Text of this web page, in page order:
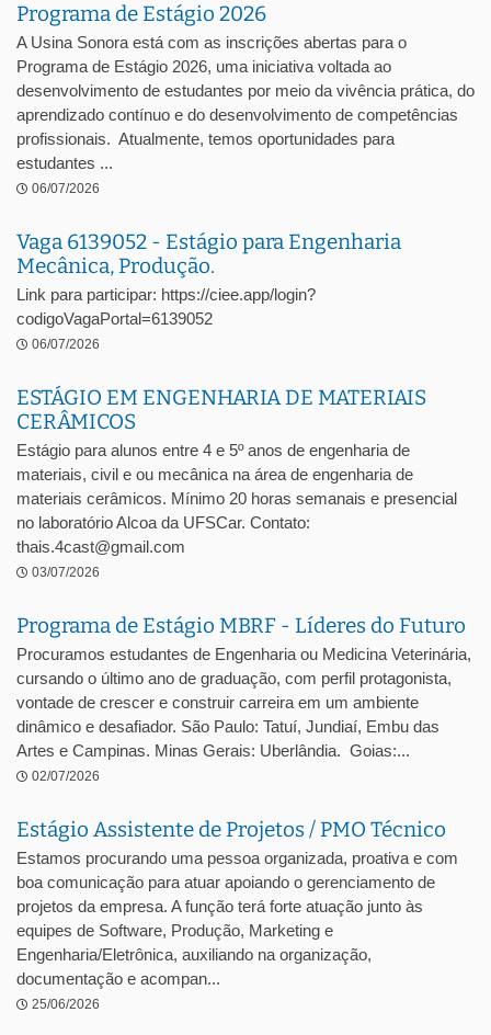
Programa de Estágio 2026
A Usina Sonora está com as inscrições abertas para o
Programa de Estágio 2026, uma iniciativa voltada ao
desenvolvimento de estudantes por meio da vivência prática, do
aprendizado contínuo e do desenvolvimento de competências
profissionais. Atualmente, temos oportunidades para
estudantes ...
06/07/2026
Vaga 6139052 - Estágio para Engenharia
Mecânica, Produção.
Link para participar: https://ciee.app/login?
codigoVagaPortal=6139052
06/07/2026
ESTÁGIO EM ENGENHARIA DE MATERIAIS
CERÂMICOS
Estágio para alunos entre 4 e 5º anos de engenharia de
materiais, civil e ou mecânica na área de engenharia de
materiais cerâmicos. Mínimo 20 horas semanais e presencial
no laboratório Alcoa da UFSCar. Contato:
thais.4cast@gmail.com
03/07/2026
Programa de Estágio MBRF - Líderes do Futuro
Procuramos estudantes de Engenharia ou Medicina Veterinária,
cursando o último ano de graduação, com perfil protagonista,
vontade de crescer e construir carreira em um ambiente
dinâmico e desafiador. São Paulo: Tatuí, Jundiaí, Embu das
Artes e Campinas. Minas Gerais: Uberlândia. Goias:...
02/07/2026
Estágio Assistente de Projetos / PMO Técnico
Estamos procurando uma pessoa organizada, proativa e com
boa comunicação para atuar apoiando o gerenciamento de
projetos da empresa. A função terá forte atuação junto às
equipes de Software, Produção, Marketing e
Engenharia/Eletrônica, auxiliando na organização,
documentação e acompan...
25/06/2026